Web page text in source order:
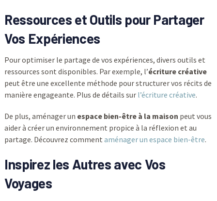
Ressources et Outils pour Partager
Vos Expériences
Pour optimiser le partage de vos expériences, divers outils et
ressources sont disponibles. Par exemple, l’écriture créative
peut être une excellente méthode pour structurer vos récits de
manière engageante. Plus de détails sur l’écriture créative.
De plus, aménager un espace bien-être à la maison peut vous
aider à créer un environnement propice à la réflexion et au
partage. Découvrez comment aménager un espace bien-être.
Inspirez les Autres avec Vos
Voyages